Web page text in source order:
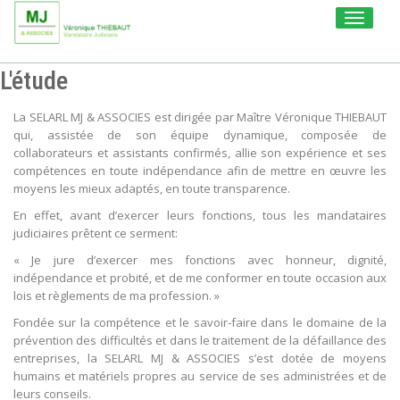
Toggle
L'étude
La SELARL MJ & ASSOCIES est dirigée par Maître Véronique THIEBAUT
qui, assistée de son équipe dynamique, composée de
collaborateurs et assistants confirmés, allie son expérience et ses
compétences en toute indépendance afin de mettre en œuvre les
moyens les mieux adaptés, en toute transparence.
En effet, avant d’exercer leurs fonctions, tous les mandataires
judiciaires prêtent ce serment:
« Je jure d’exercer mes fonctions avec honneur, dignité,
indépendance et probité, et de me conformer en toute occasion aux
lois et règlements de ma profession. »
Fondée sur la compétence et le savoir-faire dans le domaine de la
prévention des difficultés et dans le traitement de la défaillance des
entreprises, la SELARL MJ & ASSOCIES s’est dotée de moyens
humains et matériels propres au service de ses administrées et de
leurs conseils.